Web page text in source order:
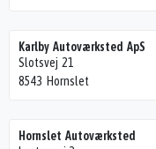
Karlby Autoværksted ApS
Slotsvej 21
8543 Hornslet
Hornslet Autoværksted